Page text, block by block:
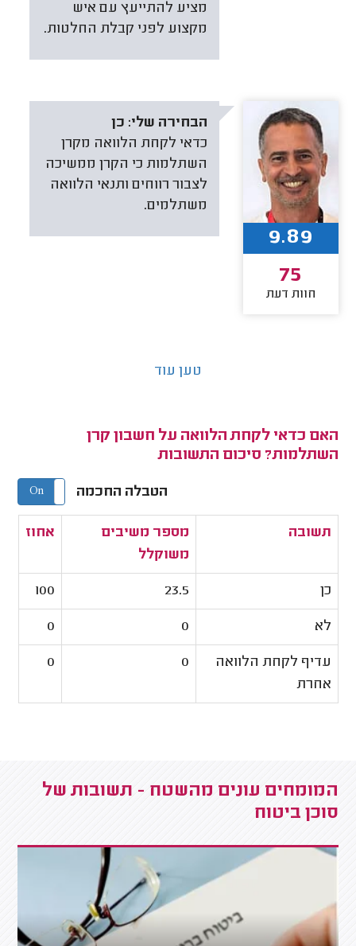
מציע להתייעץ עם איש
מקצוע לפני קבלת החלטות.
הבחירה שלי: כן
כדאי לקחת הלוואה מקרן
השתלמות כי הקרן ממשיכה
לצבור רווחים ותנאי הלוואה
משתלמים.
9.89
75
חוות דעת
טען עוד
האם כדאי לקחת הלוואה על חשבון קרן
השתלמות? סיכום התשובות
הטבלה החכמה On Off
תשובה
מספר משיבים
משוקלל
אחוז
כן 23.5
100
לא 0
0
עדיף לקחת הלוואה
אחרת
0
0
המומחים עונים מהשטח - תשובות של
סוכן ביטוח